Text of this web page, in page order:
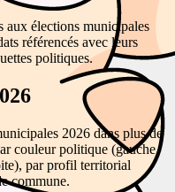
aux élections municipales
référencés avec leurs
politiques.
2026 dans plus de
couleur politique (gauche,
par profil territorial
commune.